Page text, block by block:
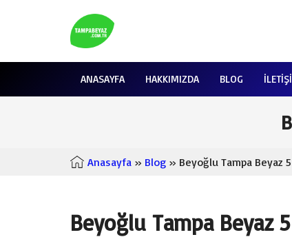
ANASAYFA HAKKIMIZDA BLOG
Anasayfa » Blog » Beyoğlu Tampa Beyaz
Beyoğlu Tampa Beyaz